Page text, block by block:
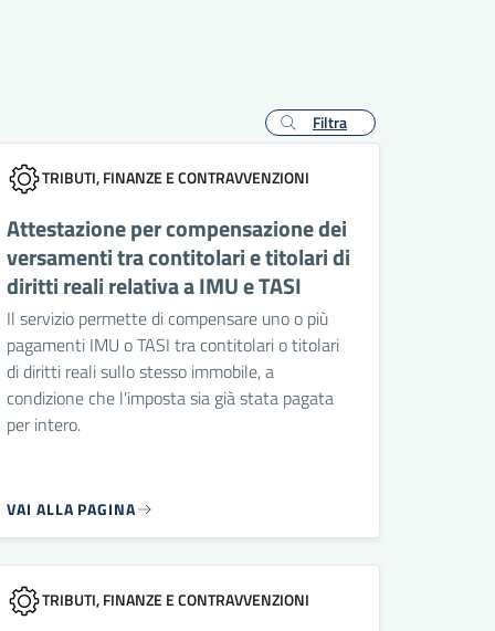
Filtra
TRIBUTI, FINANZE E CONTRAVVENZIONI
Attestazione per compensazione dei
versamenti tra contitolari e titolari di
diritti reali relativa a IMU e TASI
Il servizio permette di compensare uno o più
pagamenti IMU o TASI tra contitolari o titolari
di diritti reali sullo stesso immobile, a
condizione che l'imposta sia già stata pagata
per intero.
VAI ALLA PAGINA
TRIBUTI, FINANZE E CONTRAVVENZIONI